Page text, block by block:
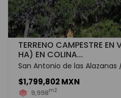
TERRENO CAMPESTRE EN
HA) EN COLINA...
San Antonio de las Alazanas
$1,799,802 MXN
9,998m2